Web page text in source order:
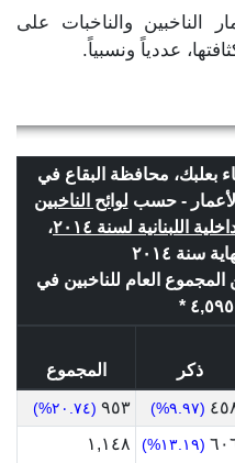
الناخبين والناخبات على
عددياً ونسبياً.
بعلبك، محافظة البقاع في
- حسب لوائح الناخبين
اللبنانية لسنة ٢٠١٤
،
سنة ٢٠١٤
العام للناخبين في
ذكر
المجموع
(٩.٩٧%) ٩٥٣ (٢٠.٧٤%)
(١٣.١٩%) ١,١٤٨